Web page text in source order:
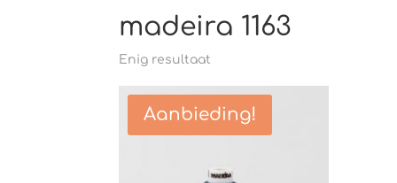
madeira 1163
Enig resultaat
Aanbieding!